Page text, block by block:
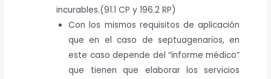
incurables.(91.1 CP y 196.2 RP)
Con los mismos requisitos de aplicación
que en el caso de septuagenarios, en
este caso depende del “informe médico”
que tienen que elaborar los servicios